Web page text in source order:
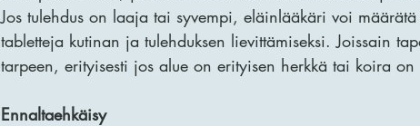
Jos tulehdus on laaja tai syvempi, eläinlääkäri voi
tabletteja kutinan ja tulehduksen lievittämiseksi. Joissain
tarpeen, erityisesti jos alue on erityisen herkkä tai koira on
Ennaltaehkäisy